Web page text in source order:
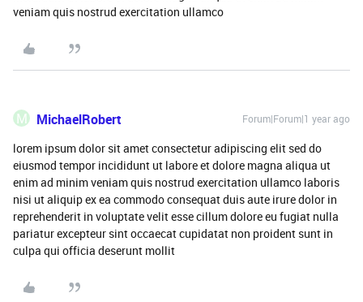
veniam quis nostrud exercitation ullamco
M MichaelRobert Forum|Forum|1 year ago
lorem ipsum dolor sit amet consectetur adipiscing elit sed do
eiusmod tempor incididunt ut labore et dolore magna aliqua ut
enim ad minim veniam quis nostrud exercitation ullamco laboris
nisi ut aliquip ex ea commodo consequat duis aute irure dolor in
reprehenderit in voluptate velit esse cillum dolore eu fugiat nulla
pariatur excepteur sint occaecat cupidatat non proident sunt in
culpa qui officia deserunt mollit